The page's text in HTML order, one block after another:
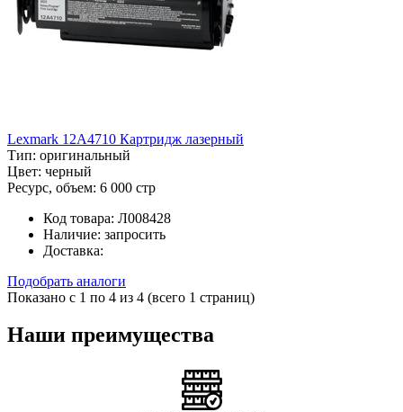
Lexmark 12A4710 Картридж лазерный
Тип: оригинальный
Цвет: черный
Ресурс, объем: 6 000 стр
Код товара: Л008428
Наличие: запросить
Доставка:
Подобрать аналоги
Показано с 1 по 4 из 4 (всего 1 страниц)
Наши преимущества